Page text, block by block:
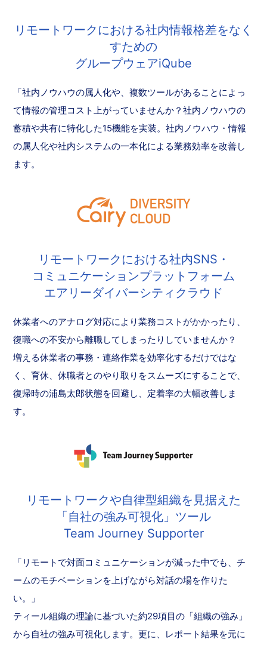
リモートワークにおける社内情報格差をなく
すための
グループウェアiQube
「社内ノウハウの属人化や、複数ツールがあることによっ
て情報の管理コスト上がっていませんか？社内ノウハウの
蓄積や共有に特化した15機能を実装。社内ノウハウ・情報
の属人化や社内システムの一本化による業務効率を改善し
ます。
リモートワークにおける社内SNS・
コミュニケーションプラットフォーム
エアリーダイバーシティクラウド
休業者へのアナログ対応により業務コストがかかったり、
復職への不安から離職してしまったりしていませんか？
増える休業者の事務・連絡作業を効率化するだけではな
く、育休、休職者とのやり取りをスムーズにすることで、
復帰時の浦島太郎状態を回避し、定着率の大幅改善しま
す。
リモートワークや自律型組織を見据えた
「自社の強み可視化」ツール
Team Journey Supporter
「リモートで対面コミュニケーションが減った中でも、チ
ームのモチベーションを上げながら対話の場を作りた
い。」
ティール組織の理論に基づいた約29項目の「組織の強み」
から自社の強み可視化します。更に、レポート結果を元に